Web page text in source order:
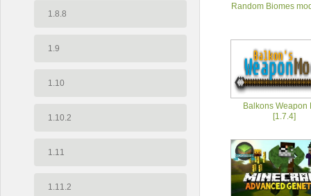
1.8.8
1.9
1.10
1.10.2
1.11
1.11.2
Random Biomes
Balkons Weapon
[1.7.4]